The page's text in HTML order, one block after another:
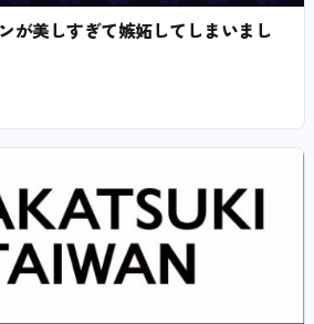
が美しすぎて嫉妬してしまいまし